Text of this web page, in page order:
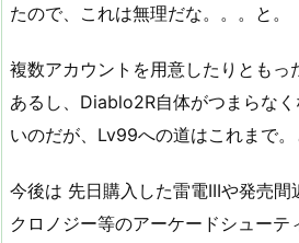
たので、これは無理だな。。。と。
複数アカウントを用意したりともっ
あるし、Diablo2R自体がつまらな
いのだが、Lv99への道はこれまで。
今後は 先日購入した雷電IIIや発売間
クロノジー等のアーケードシューテ